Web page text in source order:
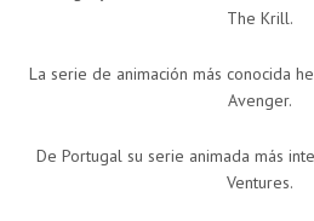
The Krill.
La serie de animación más conocida
Avenger.
De Portugal su serie animada más
Ventures.